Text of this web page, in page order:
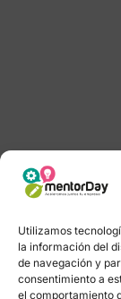
Utilizamos
la información del
de navegación y
consentimiento a
el comportamiento